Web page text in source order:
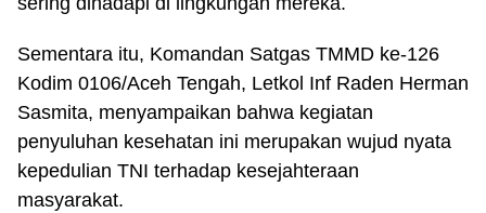
Sementara itu, Komandan Satgas TMMD ke-126
Kodim 0106/Aceh Tengah, Letkol Inf Raden Herman
Sasmita, menyampaikan bahwa kegiatan
penyuluhan kesehatan ini merupakan wujud nyata
kepedulian TNI terhadap kesejahteraan
masyarakat.